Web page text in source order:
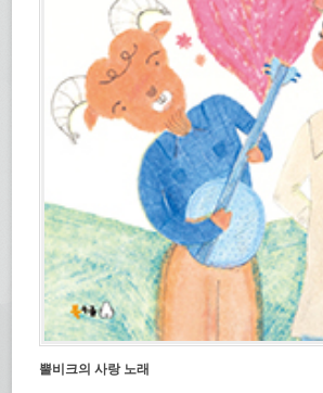
뿔비크의 사랑 노래